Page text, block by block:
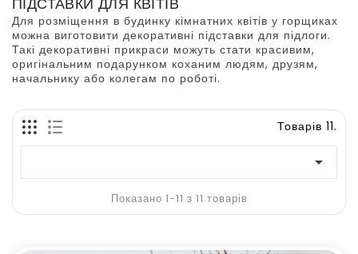
Для розміщення в будинку кімнатних квітів у горщиках
можна виготовити декоративні підставки для підлоги.
Такі декоративні прикраси можуть стати красивим,
оригінальним подарунком коханим людям, друзям,
начальнику або колегам по роботі.
Товарів 11.

Показано 1-11 з 11 товарів